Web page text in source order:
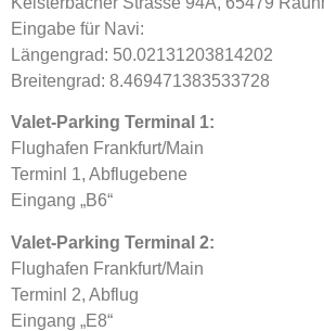
Eingabe für Navi:
Längengrad: 50.02131203814202
Breitengrad: 8.469471383533728
Valet-Parking Terminal 1:
Flughafen Frankfurt/Main
Terminl 1, Abflugebene
Eingang „B6“
Valet-Parking Terminal 2:
Flughafen Frankfurt/Main
Terminl 2, Abflug
Eingang „E8“